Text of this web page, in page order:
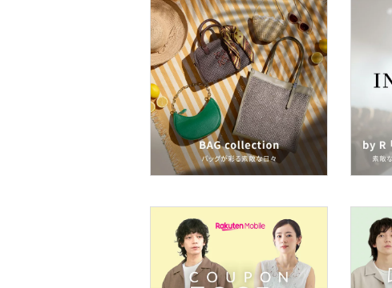
メイク道具・美容器具
コフレ・キット・セット
食器・調理器具・キッチ
ン用品
インテリア・生活雑貨
オ機器
スポーツ・アウトドア用